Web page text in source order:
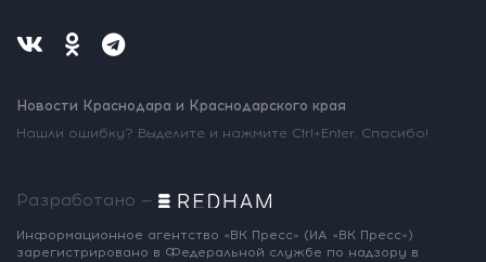
Новости Краснодара и Краснодарского края
Нашли ошибку? Выделите и нажмите Ctrl+Enter. Спасибо!
Разработано —
Информационное агентство «ВК Пресс» (ИА «ВК Пресс»)
зарегистрировано в Федеральной службе по надзору в